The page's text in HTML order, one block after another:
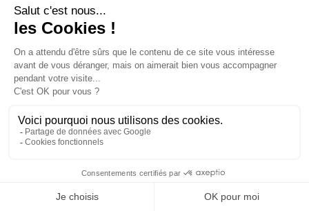
Ce produit n'est plus disponible à
Rechargez-moi
N° de carte en 01-1614 xxxx xxxx xxxx xxxx-x